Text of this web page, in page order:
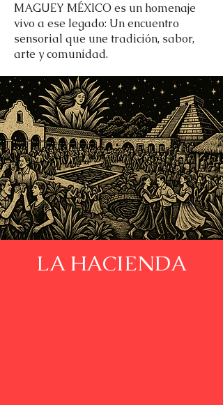
MAGUEY MÉXICO es un homenaje
vivo a ese legado: Un encuentro
sensorial que une tradición, sabor,
arte y comunidad.
LA HACIENDA